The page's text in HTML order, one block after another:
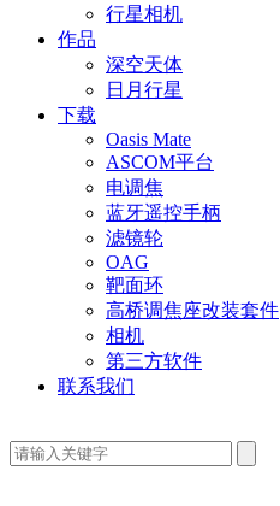
行星相机
作品
深空天体
日月行星
下载
Oasis Mate
ASCOM平台
电调焦
蓝牙遥控手柄
滤镜轮
OAG
靶面环
高桥调焦座改装套件
相机
第三方软件
联系我们